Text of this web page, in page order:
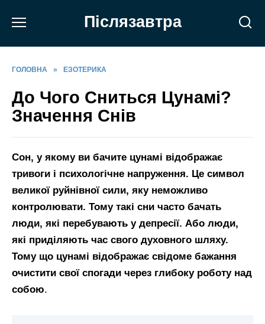
Післязавтра
ГОЛОВНА » ЕЗОТЕРИКА
До Чого Сниться Цунамі?
Значення Снів
Сон, у якому ви бачите цунамі відображає
тривоги і психологічне напруження. Це символ
великої руйнівної сили, яку неможливо
контролювати. Тому такі сни часто бачать
люди, які перебувають у депресії. Або люди,
які приділяють час свого духовного шляху.
Тому що цунамі відображає свідоме бажання
очистити свої спогади через глибоку роботу над
собою.